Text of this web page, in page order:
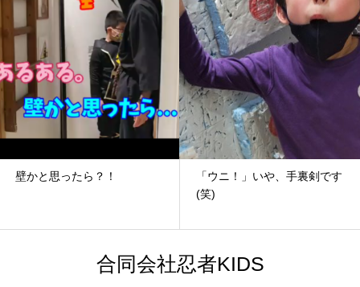
壁かと思ったら？！
「ウニ！」いや、手裏剣です
(笑)
合同会社忍者KIDS